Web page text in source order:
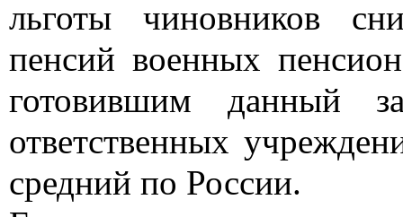
льготы чиновников
пенсий военных
готовившим данный
ответственных
средний по России.